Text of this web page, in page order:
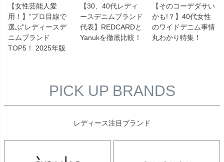
【女性芸能人愛
用！】”プロ目線で
選ぶ”レディースデ
ニムブランド
TOP5！ 2025年版
【30、40代レディ
ースデニムブランド
代表】REDCARDと
Yanukを徹底比較！
【そのコーデダサい
かも!？】40代女性
のワイドデニム事情
丸わかり特集！
PICK UP BRANDS
レディース注目ブランド